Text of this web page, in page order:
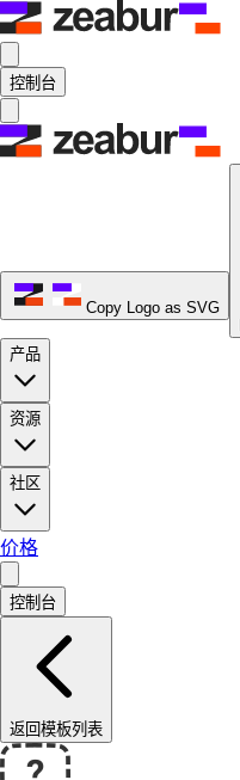
控制台
Copy Logo as SVG
产品
资源
社区
价格
控制台
返回模板列表